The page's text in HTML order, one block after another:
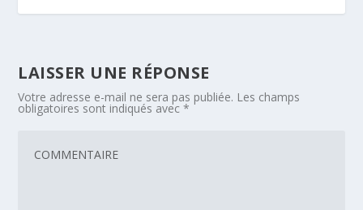
LAISSER UNE RÉPONSE
Votre adresse e-mail ne sera pas publiée. Les champs
obligatoires sont indiqués avec*